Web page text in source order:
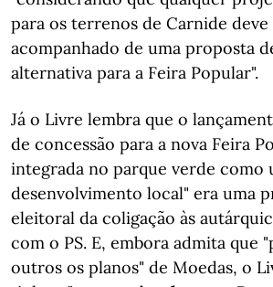
para os terrenos de Carnide deve
acompanhado de uma proposta
alternativa para a Feira Popular".
Já o Livre lembra que o
de concessão para a nova Feira
integrada no parque verde como
desenvolvimento local" era uma
eleitoral da coligação às
com o PS. E, embora admita que
outros os planos" de Moedas, o